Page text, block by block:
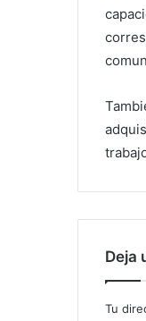
Deja
Tu